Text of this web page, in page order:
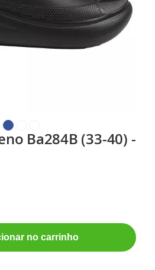
Ba284B (33-40) -
no carrinho